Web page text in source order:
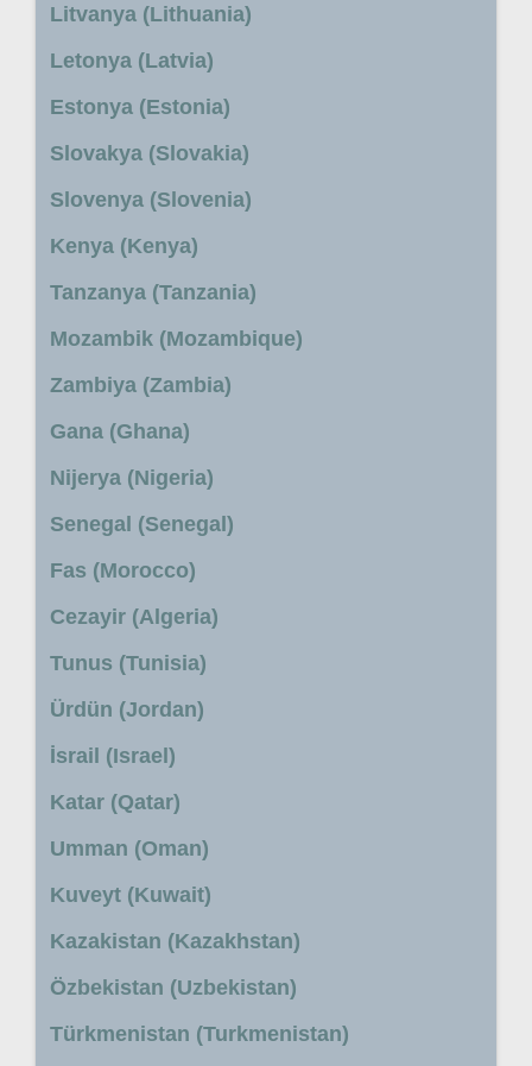
Litvanya (Lithuania)
Letonya (Latvia)
Estonya (Estonia)
Slovakya (Slovakia)
Slovenya (Slovenia)
Kenya (Kenya)
Tanzanya (Tanzania)
Mozambik (Mozambique)
Zambiya (Zambia)
Gana (Ghana)
Nijerya (Nigeria)
Senegal (Senegal)
Fas (Morocco)
Cezayir (Algeria)
Tunus (Tunisia)
Ürdün (Jordan)
İsrail (Israel)
Katar (Qatar)
Umman (Oman)
Kuveyt (Kuwait)
Kazakistan (Kazakhstan)
Özbekistan (Uzbekistan)
Türkmenistan (Turkmenistan)